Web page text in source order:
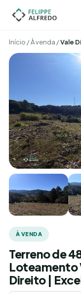
Início /À venda /Vale
À VENDA
Terreno de
Loteamento
Direito |